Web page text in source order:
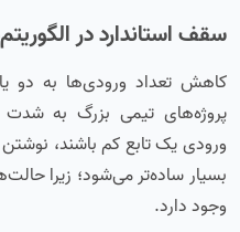
سقف استاندارد در
کاهش تعداد ورودی‌ها به دو
پروژه‌های تیمی بزرگ به
بسیار ساده‌تر می‌شود؛ زیرا
وجود دارد.